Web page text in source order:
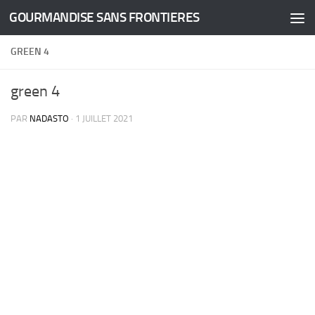
Skip to content
GOURMANDISE SANS FRONTIERES
GREEN 4
green 4
PAR NADASTO · 1 JUILLET 2021